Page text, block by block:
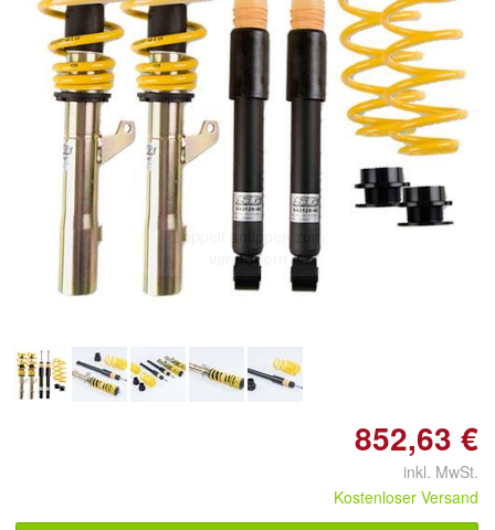
Doppelt antippen zum
vergrößern
852,63 €
inkl. MwSt.
Kostenloser Versand